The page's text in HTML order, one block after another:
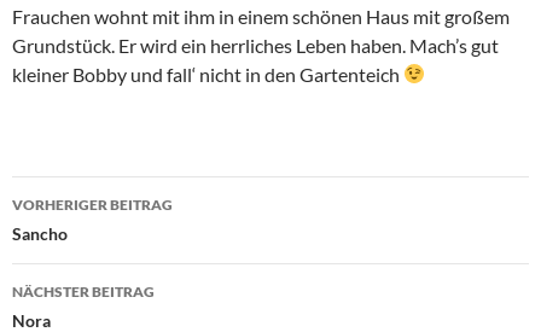
Frauchen wohnt mit ihm in einem schönen Haus mit großem
Grundstück. Er wird ein herrliches Leben haben. Mach’s gut
kleiner Bobby und fall‘ nicht in den Gartenteich
Beitragsnavigation
VORHERIGER BEITRAG
Sancho
NÄCHSTER BEITRAG
Nora